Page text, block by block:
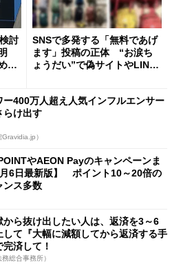
討
る
SNSで多発する「無料であげ
ます」投稿の正体 “お涙ち
ょうだい”で偽サイトやLINE
ー400万人超え人気インフルエンサー
らけ出す
）
やAEON Payのキャンペーンま
6日最新版】 ポイント10～20倍の
ンス多数
から抜け出したい人は、返済を3～6
して『大幅に減額してから返済する手
済して！
総合事務所）